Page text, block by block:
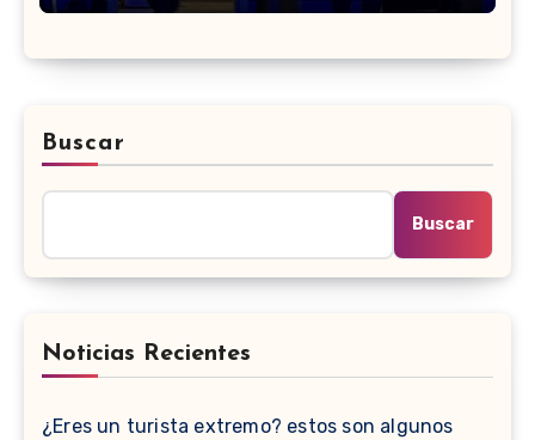
Buscar
Buscar
Noticias Recientes
¿Eres un turista extremo? estos son algunos